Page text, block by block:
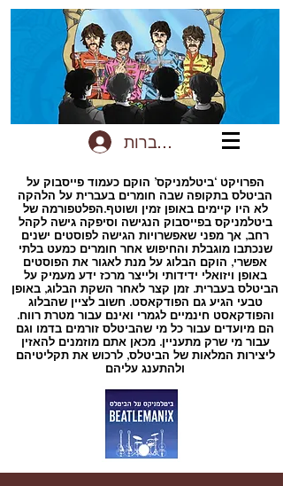
להתחברות
הפרויקט ‘ביטלמניקס’ הוקם כעמוד פייסבוק על
הביטלס בתקופה שבה חומרים בעברית על הלהקה
לא היו קיימים באופן זמין ושוטף.הפלטפורמה של
ביטלמניקס בפייסבוק הנגישה וסיפקה גישה לקהל
רחב, אך מפני שאפשרויות הגישה לפוסטים ישנים
שנכתבו מוגבלת והחיפוש אחר חומרים כמעט בלתי
אפשרי, הוקם הבלוג על מנת לאגור את הפוסטים
באופן ויזואלי ידידותי ולייצר מרכז ידע מעמיק על
הביטלס בעברית. זמן קצר לאחר השקת הבלוג, באופן
טבעי הגיע גם הפודקאסט. חשוב לציין שהבלוג
והפודקאסט חינמיים לגמרי ואינם עבור מטרת רווח.
הם מיועדים עבור כל מי שהביטלס זורמים בדמו וגם
עבור מי שרק מתעניין. מכאן אתם מוזמנים להאזין
ליצירות המלאות של הביטלס, לרכוש את תקליטיהם
ולהתענג עליהם